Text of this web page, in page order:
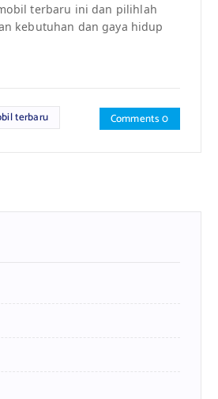
terbaru ini dan pilihlah
kebutuhan dan gaya hidup
terbaru Comments 0